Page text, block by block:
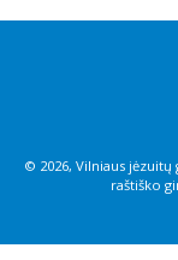
© 2026, Vilniaus
raštiško